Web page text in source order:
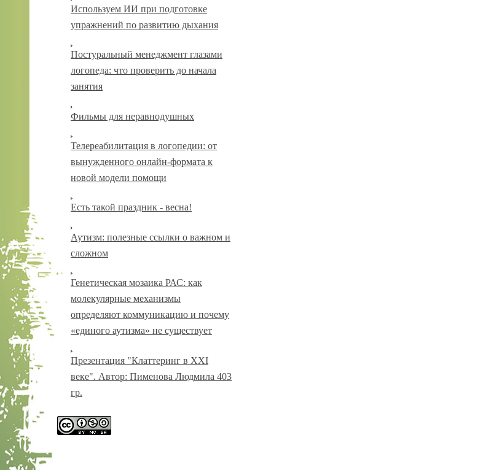
Используем ИИ при подготовке
упражнений по развитию дыхания
Постуральный менеджмент глазами
логопеда: что проверить до начала
занятия
Фильмы для неравнодушных
Телереабилитация в логопедии: от
вынужденного онлайн-формата к
новой модели помощи
Есть такой праздник - весна!
Аутизм: полезные ссылки о важном и
сложном
Генетическая мозаика РАС: как
молекулярные механизмы
определяют коммуникацию и почему
«единого аутизма» не существует
Презентация "Клаттеринг в XXI
веке". Автор: Пименова Людмила 403
гр.